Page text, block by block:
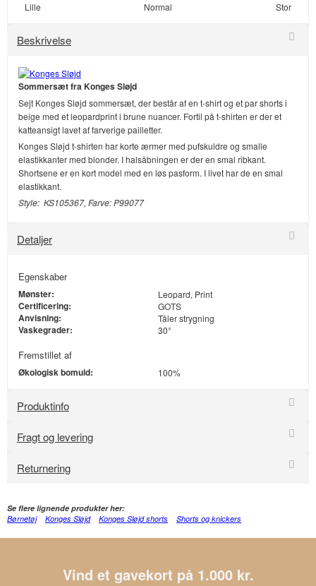
Lille Normal Stor
Beskrivelse
Sommersæt fra Konges Sløjd
Sejt Konges Sløjd sommersæt, der består af en t-shirt og et par shorts i
beige med et leopardprint i brune nuancer. Fortil på t-shirten er der et
katteansigt lavet af farverige pailletter.
Konges Sløjd t-shirten har korte ærmer med pufskuldre og smalle
elastikkanter med blonder. I halsåbningen er der en smal ribkant.
Shortsene er en kort model med en løs pasform. I livet har de en smal
elastikkant.
Style: KS105367, Farve: P99077
Detaljer
Egenskaber
Mønster: Leopard, Print
Certificering: GOTS
Anvisning: Tåler strygning
Vaskegrader: 30°
Fremstillet af
Økologisk bomuld: 100%
Produktinfo
Fragt og levering
Returnering
Se flere lignende produkter her:
Børnetøj
Konges Sløjd Konges Sløjd shorts Shorts og knickers
Vind et gavekort på 1.000 kr.